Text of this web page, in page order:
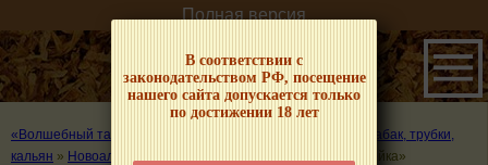
В соответствии с
законодательством РФ, посещение
нашего сайта допускается только
по достижении 18 лет
Полная версия
«Волшебный табачок» – о табаке и курении
Где купить табак, трубки,
кальян » Новоалтайск Магазин табачной продукции «Тройка»